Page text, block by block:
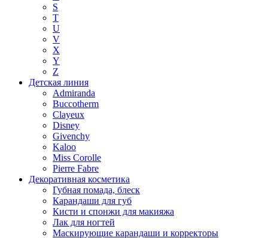
S
T
U
V
X
Y
Z
Детская линия
Admiranda
Buccotherm
Clayeux
Disney
Givenchy
Kaloo
Miss Corolle
Pierre Fabre
Декоративная косметика
Губная помада, блеск
Карандаши для губ
Кисти и спонжи для макияжа
Лак для ногтей
Маскирующие карандаши и корректоры